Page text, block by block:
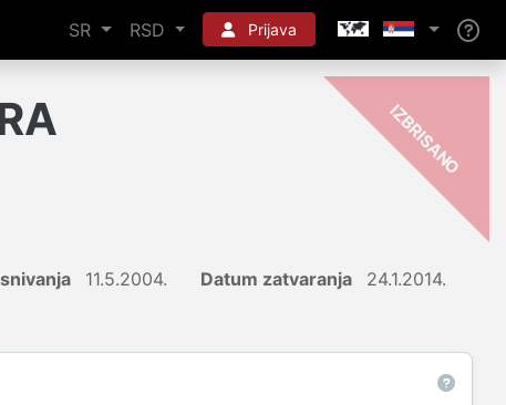
SR RSD Prijava
-
O
11.5.2004. Datum zatvaranja 24.1.2014.